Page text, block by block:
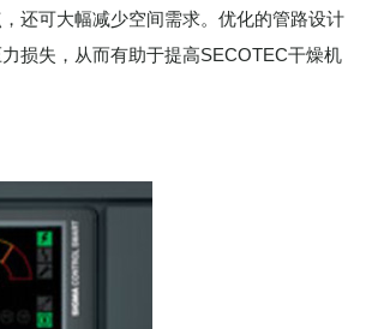
还可大幅减少空间需求。优化的管路设计
损失，从而有助于提高SECOTEC干燥机